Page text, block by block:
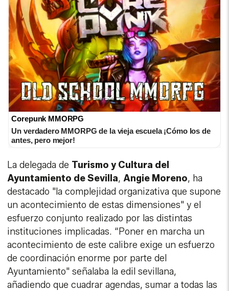
Corepunk MMORPG
Un verdadero MMORPG de la vieja escuela ¡Cómo los de
antes, pero mejor!
La delegada de Turismo y Cultura del
Ayuntamiento de Sevilla,Angie Moreno, ha
destacado "la complejidad organizativa que supone
un acontecimiento de estas dimensiones" y el
esfuerzo conjunto realizado por las distintas
instituciones implicadas. “Poner en marcha un
acontecimiento de este calibre exige un esfuerzo
de coordinación enorme por parte del
Ayuntamiento" señalaba la edil sevillana,
añadiendo que cuadrar agendas, sumar a todas las